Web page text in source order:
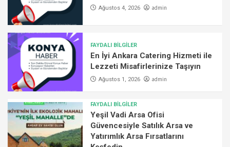
Ağustos 4, 2026 admin
FAYDALI BİLGİLER
En İyi Ankara Catering Hizmeti ile
Lezzeti Misafirlerinize Taşıyın
Ağustos 1, 2026 admin
FAYDALI BİLGİLER
Yeşil Vadi Arsa Ofisi
Güvencesiyle Satılık Arsa ve
Yatırımlık Arsa Fırsatlarını